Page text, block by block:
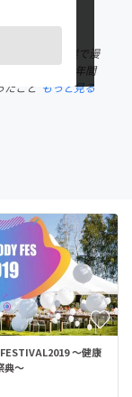
、元々吉本興業で漫
座骨神経痛で1年間
こと もっと見る
〜健康
典〜